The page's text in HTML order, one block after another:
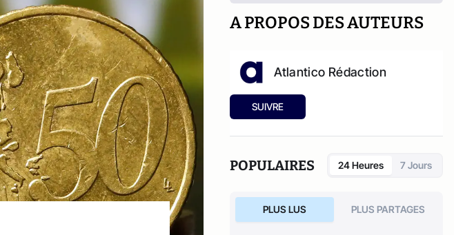
A PROPOS DES AUTEURS
Atlantico Rédaction
SUIVRE
POPULAIRES 24 Heures 7 Jours
PLUS LUS PLUS PARTAGES